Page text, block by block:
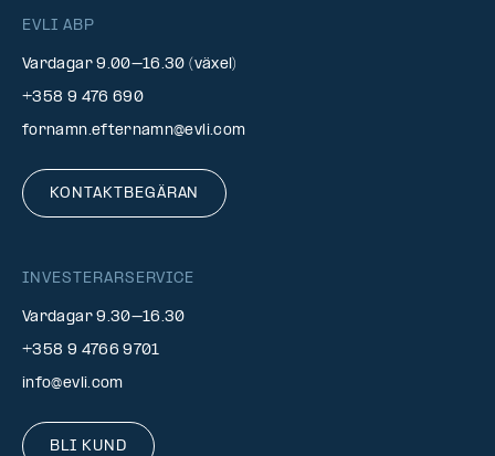
EVLI ABP
Vardagar 9.00–16.30 (växel)
+358 9 476 690
fornamn.efternamn@evli.com
KONTAKTBEGÄRAN
INVESTERARSERVICE
Vardagar 9.30–16.30
+358 9 4766 9701
info@evli.com
BLI KUND